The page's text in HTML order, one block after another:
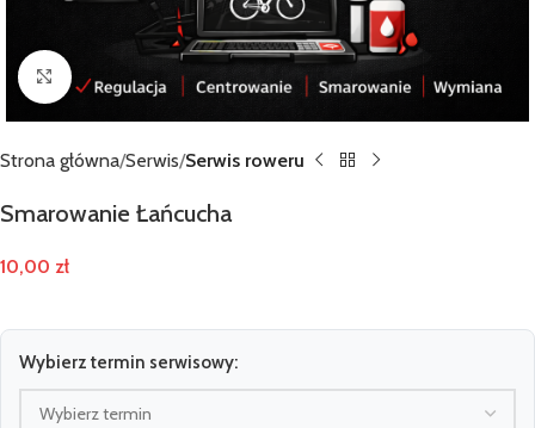
Kliknij, aby powiększyć zdjęcie
Strona główna Serwis Serwis roweru
Smarowanie Łańcucha
10,00 zł
Wybierz termin serwisowy: